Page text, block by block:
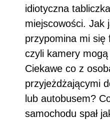
idiotyczna
miejscowości. Jak
przypomina mi się
czyli kamery
Ciekawe co z
przyjeżdżającymi
lub autobusem?
samochodu spał